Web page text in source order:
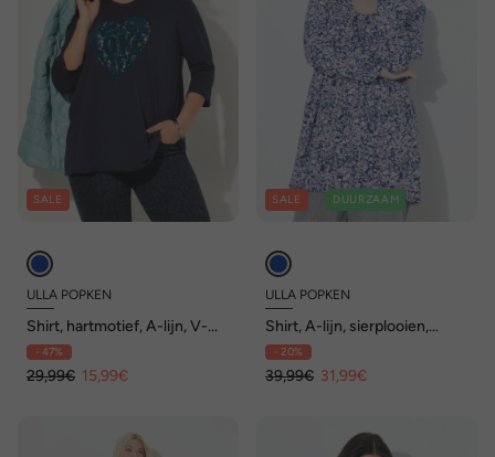
SALE
ULLA POPKEN
Shirt, hartmotief, A-lijn, V-
hals, lange mouwen
- 47%
29,99€ 15,99€
SALE DUURZAAM
ULLA POPKEN
Shirt, A-lijn, sierplooien,
carréhals, lange mouw
- 20%
39,99€ 31,99€